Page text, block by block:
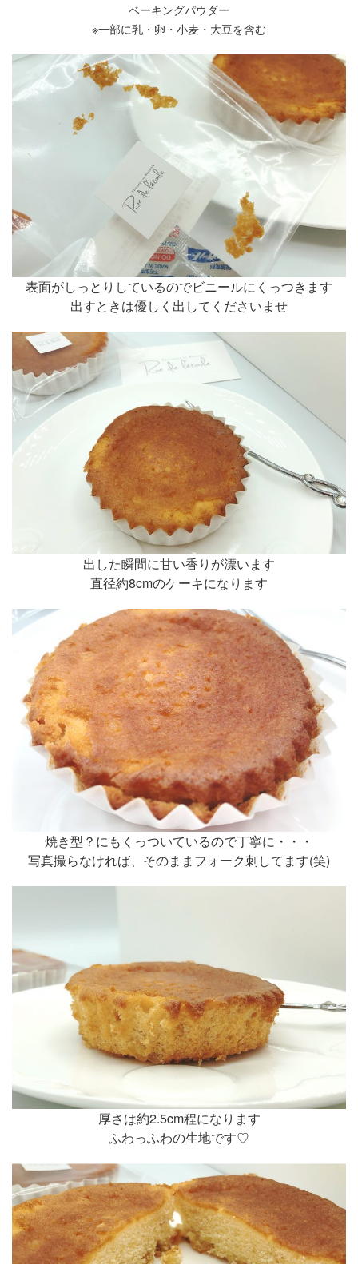
ベーキングパウダー
※一部に乳・卵・小麦・大豆を含む
表面がしっとりしているのでビニールにくっつきます
出すときは優しく出してくださいませ
出した瞬間に甘い香りが漂います
直径約8cmのケーキになります
焼き型？にもくっついているので丁寧に・・・
写真撮らなければ、そのままフォーク刺してます(笑)
厚さは約2.5cm程になります
ふわっふわの生地です♡